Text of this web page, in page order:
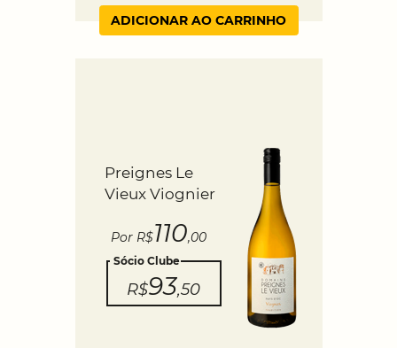
ADICIONAR AO CARRINHO
Preignes Le
Vieux Viognier
Por R$110,00
Sócio Clube
R$93,50